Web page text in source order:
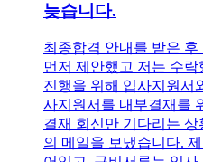
늦습니다.
최종합격 안내를 받은
먼저 제안했고 저는 수
진행을 위해 입사지원서
사지원서를 내부결재를
결재 회신만 기다리는
의 메일을 보냈습니다.